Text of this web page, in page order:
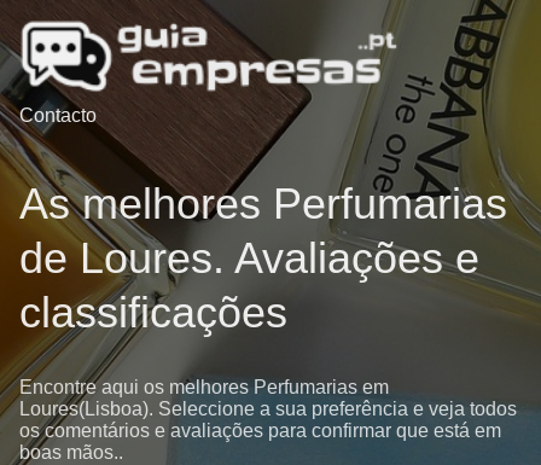
Contacto
As melhores Perfumarias
de Loures. Avaliações e
classificações
Encontre aqui os melhores Perfumarias em
Loures(Lisboa). Seleccione a sua preferência e veja todos
os comentários e avaliações para confirmar que está em
boas mãos..